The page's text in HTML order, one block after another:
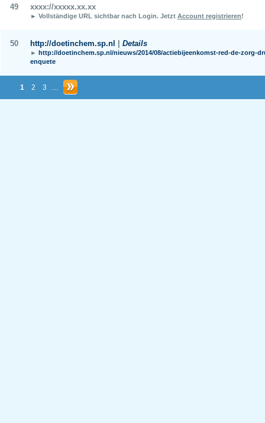
49 xxxx://xxxxx.xx.xx
► Vollständige URL sichtbar nach Login. Jetzt Account registrieren!
50 http://doetinchem.sp.nl Details
► http://doetinchem.sp.nl/nieuws/2014/08/actiebijeenkomst-red-de-zorg-
enquete
1 2 3